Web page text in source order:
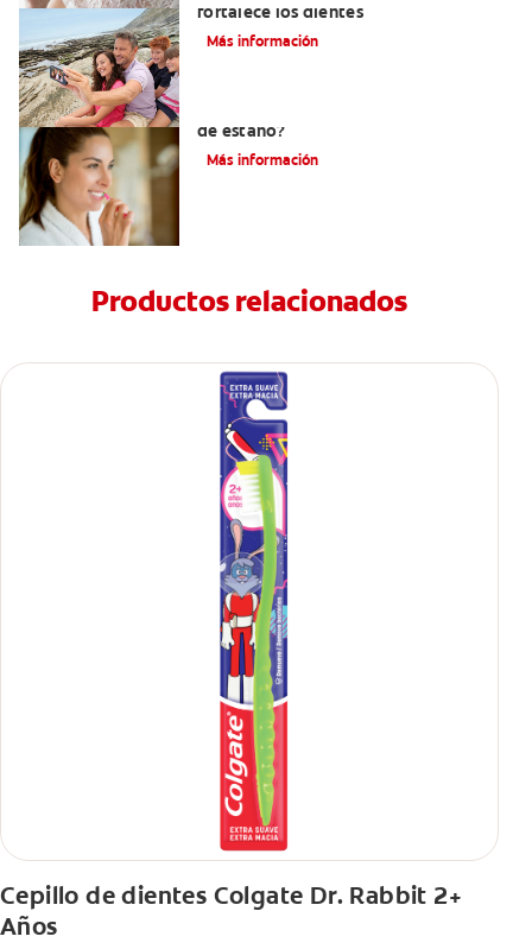
fortalece los dientes
Más información
de estaño?
Más información
Productos relacionados
Cepillo de dientes Colgate Dr. Rabbit 2+
Años